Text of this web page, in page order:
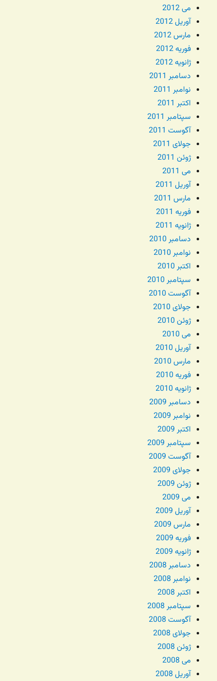
می 2012
آوریل 2012
مارس 2012
فوریه 2012
ژانویه 2012
دسامبر 2011
نوامبر 2011
اکتبر 2011
سپتامبر 2011
آگوست 2011
جولای 2011
ژوئن 2011
می 2011
آوریل 2011
مارس 2011
فوریه 2011
ژانویه 2011
دسامبر 2010
نوامبر 2010
اکتبر 2010
سپتامبر 2010
آگوست 2010
جولای 2010
ژوئن 2010
می 2010
آوریل 2010
مارس 2010
فوریه 2010
ژانویه 2010
دسامبر 2009
نوامبر 2009
اکتبر 2009
سپتامبر 2009
آگوست 2009
جولای 2009
ژوئن 2009
می 2009
آوریل 2009
مارس 2009
فوریه 2009
ژانویه 2009
دسامبر 2008
نوامبر 2008
اکتبر 2008
سپتامبر 2008
آگوست 2008
جولای 2008
ژوئن 2008
می 2008
آوریل 2008